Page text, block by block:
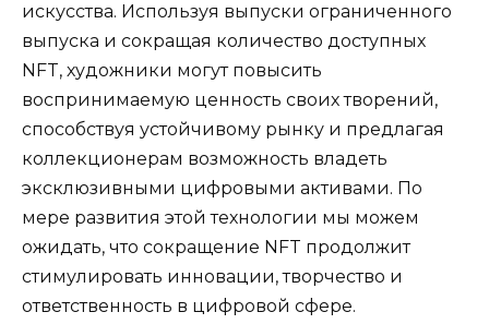
искусства. Используя выпуски ограниченного
выпуска и сокращая количество доступных
NFT, художники могут повысить
воспринимаемую ценность своих творений,
способствуя устойчивому рынку и предлагая
коллекционерам возможность владеть
эксклюзивными цифровыми активами. По
мере развития этой технологии мы можем
ожидать, что сокращение NFT продолжит
стимулировать инновации, творчество и
ответственность в цифровой сфере.